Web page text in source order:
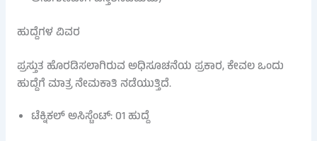
ಹುದ್ದೆಗಳ ವಿವರ
ಪ್ರಸ್ತುತ ಹೊರಡಿಸಲಾಗಿರುವ ಅಧಿಸೂಚನೆಯ ಪ್ರಕಾರ, ಕೇವಲ ಒಂದು
ಹುದ್ದೆಗೆ ಮಾತ್ರ ನೇಮಕಾತಿ ನಡೆಯುತ್ತಿದೆ.
ಟೆಕ್ನಿಕಲ್ ಅಸಿಸ್ಟೆಂಟ್: 01 ಹುದ್ದೆ